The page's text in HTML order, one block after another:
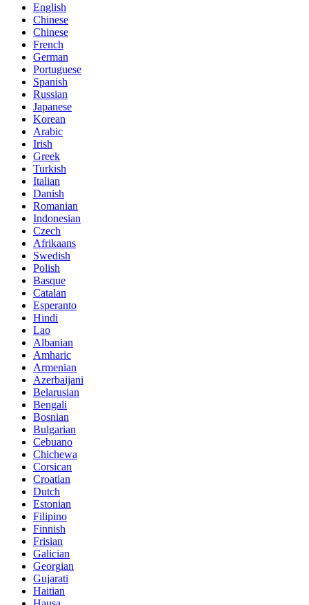
English
Chinese
Chinese
French
German
Portuguese
Spanish
Russian
Japanese
Korean
Arabic
Irish
Greek
Turkish
Italian
Danish
Romanian
Indonesian
Czech
Afrikaans
Swedish
Polish
Basque
Catalan
Esperanto
Hindi
Lao
Albanian
Amharic
Armenian
Azerbaijani
Belarusian
Bengali
Bosnian
Bulgarian
Cebuano
Chichewa
Corsican
Croatian
Dutch
Estonian
Filipino
Finnish
Frisian
Galician
Georgian
Gujarati
Haitian